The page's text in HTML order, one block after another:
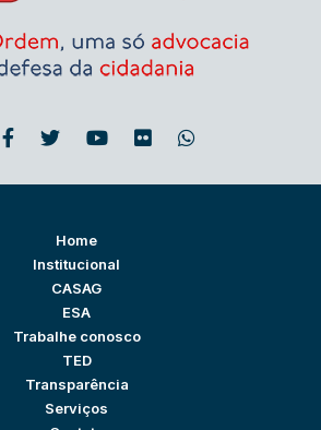
Home
Institucional
CASAG
ESA
Trabalhe conosco
TED
Transparência
Serviços